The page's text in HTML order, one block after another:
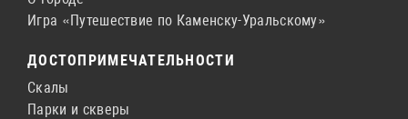
Игра «Путешествие по Каменску-Уральскому»
ДОСТОПРИМЕЧАТЕЛЬНОСТИ
Скалы
Парки и скверы